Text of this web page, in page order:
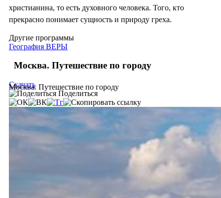
христианина, то есть духовного человека. Того, кто
прекрасно понимает сущность и природу греха.
Другие программы
География ВЕРЫ
Москва. Путешествие по городу
Москва. Путешествие по городу
Скачать
Поделиться